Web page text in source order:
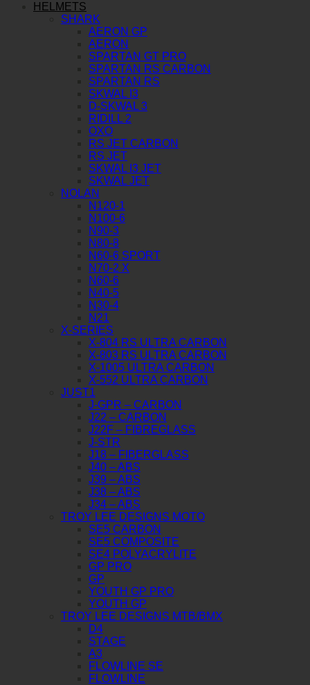
HELMETS
SHARK
AERON GP
AERON
SPARTAN GT PRO
SPARTAN RS CARBON
SPARTAN RS
SKWAL I3
D-SKWAL 3
RIDILL 2
OXO
RS JET CARBON
RS JET
SKWAL I3 JET
SKWAL JET
NOLAN
N120-1
N100-6
N90-3
N80-8
N60-6 SPORT
N70-2 X
N60-6
N40-5
N30-4
N21
X-SERIES
X-804 RS ULTRA CARBON
X-803 RS ULTRA CARBON
X-1005 ULTRA CARBON
X-552 ULTRA CARBON
JUST1
J-GPR – CARBON
J22 – CARBON
J22F – FIBREGLASS
J-STR
J18 – FIBERGLASS
J40 – ABS
J39 – ABS
J38 – ABS
J34 – ABS
TROY LEE DESIGNS MOTO
SE5 CARBON
SE5 COMPOSITE
SE4 POLYACRYLITE
GP PRO
GP
YOUTH GP PRO
YOUTH GP
TROY LEE DESIGNS MTB/BMX
D4
STAGE
A3
FLOWLINE SE
FLOWLINE